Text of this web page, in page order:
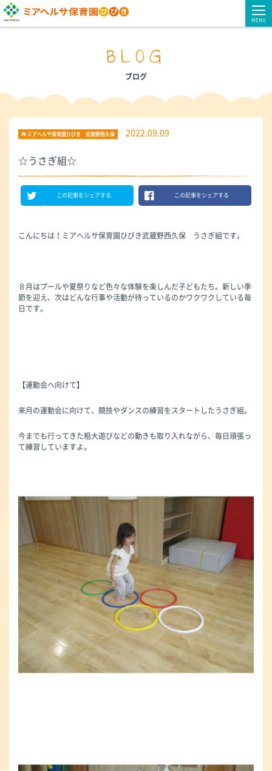
MENU
BLOG
ブログ
ミアヘルサ保育園ひびき 武蔵野西久保 2022.09.09
☆うさぎ組☆
この記事をシェアする この記事をシェアする
こんにちは！ミアヘルサ保育園ひびき武蔵野西久保 うさぎ組です。
８月はプールや夏祭りなど色々な体験を楽しんだ子どもたち。新しい季
節を迎え、次はどんな行事や活動が待っているのかワクワクしている毎
日です。
【運動会へ向けて】
来月の運動会に向けて、競技やダンスの練習をスタートしたうさぎ組。
今までも行ってきた粗大遊びなどの動きも取り入れながら、毎日頑張っ
て練習していますよ。